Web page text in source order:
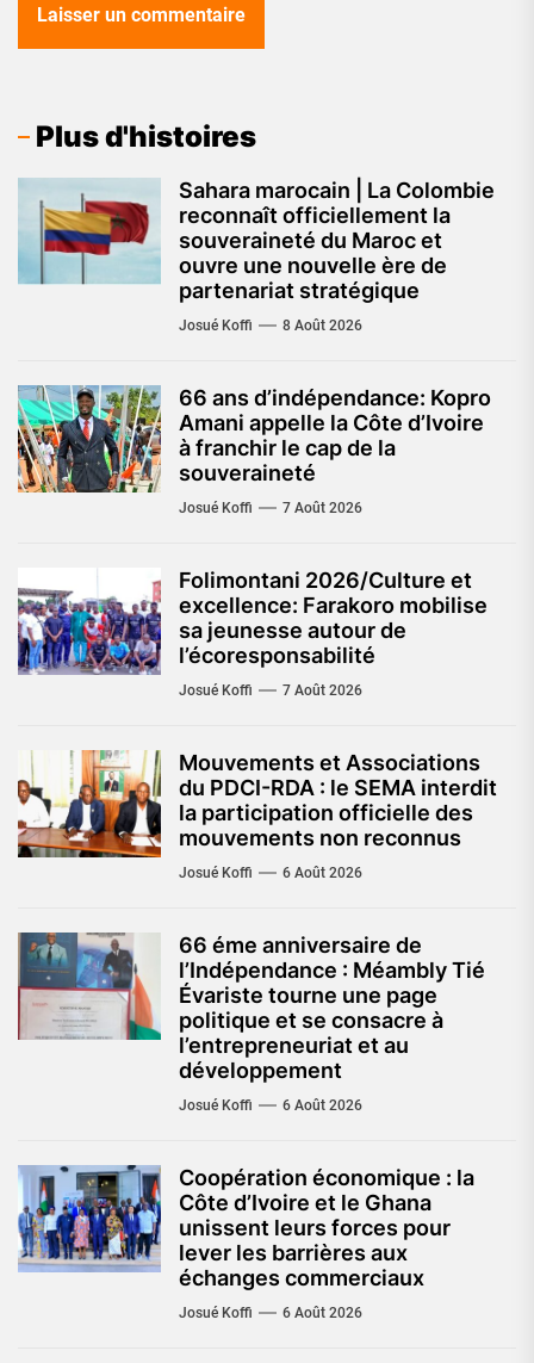
Plus d'histoires
Sahara marocain | La Colombie
reconnaît officiellement la
souveraineté du Maroc et
ouvre une nouvelle ère de
partenariat stratégique
Josué Koffi 8 Août 2026
66 ans d’indépendance: Kopro
Amani appelle la Côte d’Ivoire
à franchir le cap de la
souveraineté
Josué Koffi 7 Août 2026
Folimontani 2026/Culture et
excellence: Farakoro mobilise
sa jeunesse autour de
l’écoresponsabilité
Josué Koffi 7 Août 2026
Mouvements et Associations
du PDCI-RDA : le SEMA interdit
la participation officielle des
mouvements non reconnus
Josué Koffi 6 Août 2026
66 éme anniversaire de
l’Indépendance : Méambly Tié
Évariste tourne une page
politique et se consacre à
l’entrepreneuriat et au
développement
Josué Koffi 6 Août 2026
Coopération économique : la
Côte d’Ivoire et le Ghana
unissent leurs forces pour
lever les barrières aux
échanges commerciaux
Josué Koffi 6 Août 2026